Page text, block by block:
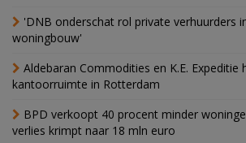
'DNB onderschat rol private verhuurders
woningbouw'
Aldebaran Commodities en K.E. Expeditie
kantoorruimte in Rotterdam
BPD verkoopt 40 procent minder
verlies krimpt naar 18 mln euro